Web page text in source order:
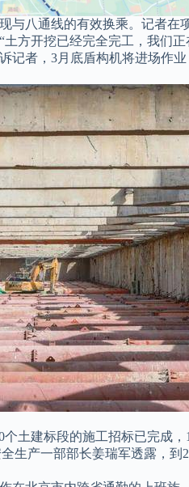
与八通线的有效换乘。记者在
方开挖已经完全完工，我们
记者，3月底盾构机将进场作业
土建标段的施工招标已完成
生产一部部长姜瑞军透露， 到